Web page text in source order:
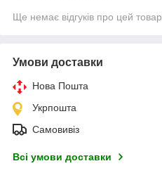
Ще немає відгуків про цей товар
Умови доставки
Нова Пошта
Укрпошта
Самовивіз
Всі умови доставки